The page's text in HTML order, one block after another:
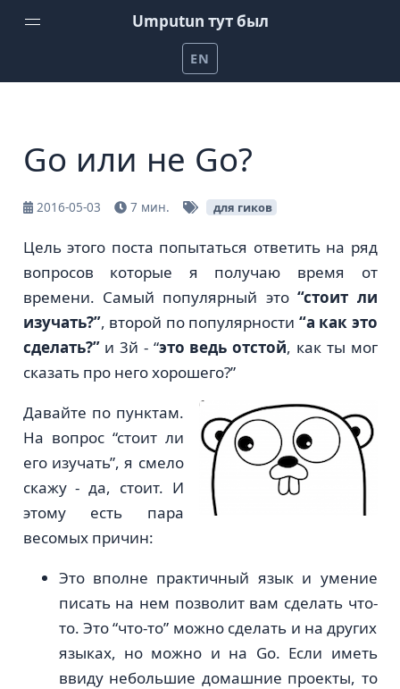
Umputun тут был
Домой
Подкаст Радио-Т
Канал на YouTube
Проекты Umputun
Помочь на patreon
EN
Go или не Go?
2016-05-03 7 мин. для гиков
Цель этого поста попытаться ответить на ряд
вопросов которые я получаю время от
времени. Самый популярный это“стоит ли
изучать?”, второй по популярности “а как это
сделать?”и 3й - “это ведь отстой, как ты мог
сказать про него хорошего?”
Давайте по пунктам.
На вопрос “стоит ли
его изучать”, я смело
скажу - да, стоит. И
этому есть пара
весомых причин:
Это вполне практичный язык и умение
писать на нем позволит вам сделать что-
то. Это “что-то” можно сделать и на других
языках, но можно и на Go. Если иметь
ввиду небольшие домашние проекты, то